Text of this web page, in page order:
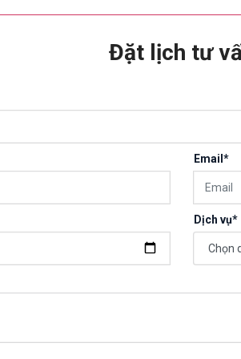
Đặt lịch tư
Email*
Dịch vụ*